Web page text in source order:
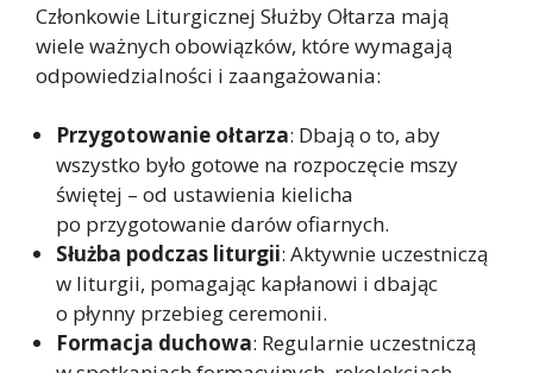
Członkowie Liturgicznej Służby Ołtarza mają
wiele ważnych obowiązków, które wymagają
odpowiedzialności i zaangażowania:
Przygotowanie ołtarza: Dbają o to, aby
wszystko było gotowe na rozpoczęcie mszy
świętej – od ustawienia kielicha
po przygotowanie darów ofiarnych.
Służba podczas liturgii: Aktywnie uczestniczą
w liturgii, pomagając kapłanowi i dbając
o płynny przebieg ceremonii.
Formacja duchowa: Regularnie uczestniczą